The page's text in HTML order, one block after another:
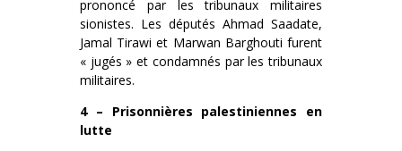
prononcé par les tribunaux militaires
sionistes. Les députés Ahmad Saadate,
Jamal Tirawi et Marwan Barghouti furent
« jugés » et condamnés par les tribunaux
militaires.
4 – Prisonnières palestiniennes en
lutte